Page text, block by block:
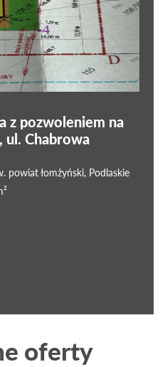
z pozwoleniem na
ul. Chabrowa
powiat łomżyński, Podlaskie
oferty